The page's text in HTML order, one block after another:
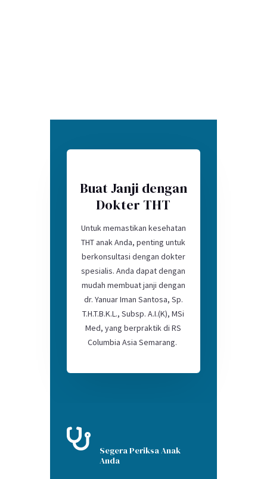
Buat Janji dengan
Dokter THT
Untuk memastikan kesehatan
THT anak Anda, penting untuk
berkonsultasi dengan dokter
spesialis. Anda dapat dengan
mudah membuat janji dengan
dr. Yanuar Iman Santosa, Sp.
T.H.T.B.K.L., Subsp. A.I.(K), MSi
Med, yang berpraktik di RS
Columbia Asia Semarang.

Segera Periksa Anak
Anda